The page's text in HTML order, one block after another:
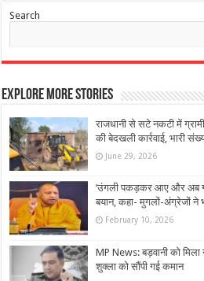
Search
Explore More Stories
राजधानी से सटे नकटी में
की बेदखली कार्रवाई, भारी
June 29, 2026
‘उंगली पकड़कर आए और अब
बयान, कहा- मुगलों-अंग्रेजों ने
February 10, 2026
MP News: बड़वानी को
शुक्ला को सौंपी गई कमान